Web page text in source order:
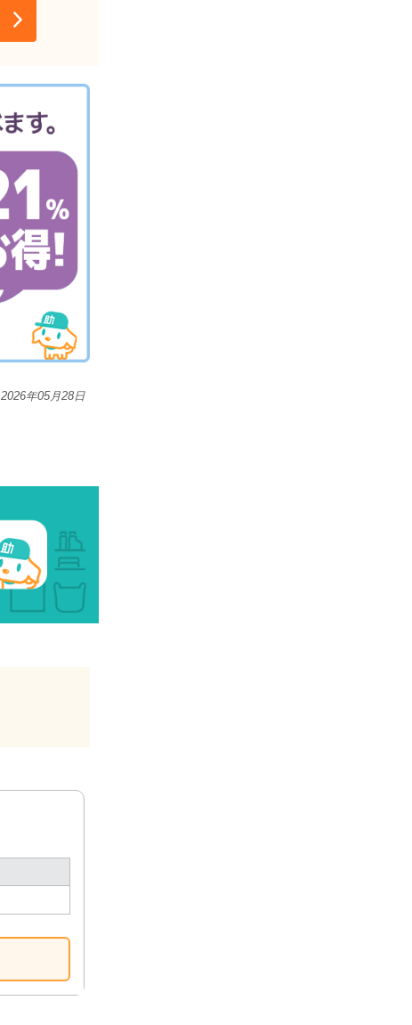
2026年05月28日